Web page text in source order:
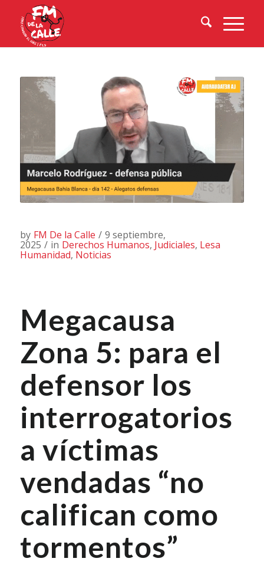
by FM De la Calle / 9 septiembre,
2025 / in Derechos Humanos, Judiciales, Lesa
Humanidad, Noticias
Megacausa
Zona 5: para el
defensor los
interrogatorios
a víctimas
vendadas “no
califican como
tormentos”